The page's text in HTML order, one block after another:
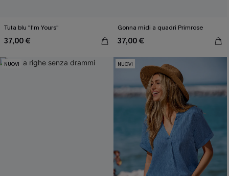
Tuta blu "I'm Yours"
37,00 €
Gonna midi a quadri Primrose
37,00 €
NUOVI NUOVI